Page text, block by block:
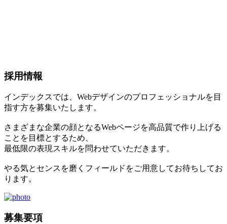
採用情報
インデックスでは、Webデザインのプロフェッショナルを目
指す方を募集いたします。
さまざまな企業の顔となるWebページを高品質で作り上げる
ことを目標とするため、
最低限の表現スキルを問わせていただきます。
やる気とセンスを磨くフィールドをご用意してお待ちしてお
ります。
募集要項